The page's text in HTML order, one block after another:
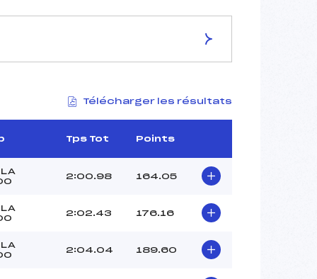
STADE DE COMPETITION
2233
4560/12/24
12H00
Télécharger les résultats
Tps Tot Points
2:00.98 164.05
2:02.43 176.16
2:04.04 189.60